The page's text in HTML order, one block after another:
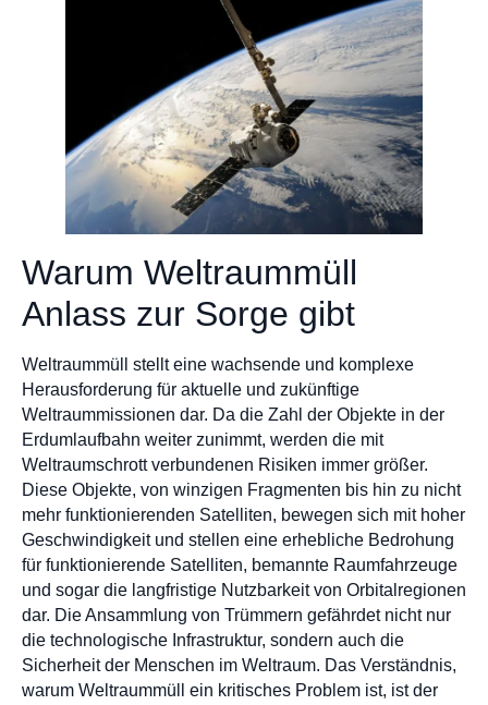
Warum Weltraummüll
Anlass zur Sorge gibt
Weltraummüll stellt eine wachsende und komplexe
Herausforderung für aktuelle und zukünftige
Weltraummissionen dar. Da die Zahl der Objekte in der
Erdumlaufbahn weiter zunimmt, werden die mit
Weltraumschrott verbundenen Risiken immer größer.
Diese Objekte, von winzigen Fragmenten bis hin zu nicht
mehr funktionierenden Satelliten, bewegen sich mit hoher
Geschwindigkeit und stellen eine erhebliche Bedrohung
für funktionierende Satelliten, bemannte Raumfahrzeuge
und sogar die langfristige Nutzbarkeit von Orbitalregionen
dar. Die Ansammlung von Trümmern gefährdet nicht nur
die technologische Infrastruktur, sondern auch die
Sicherheit der Menschen im Weltraum. Das Verständnis,
warum Weltraummüll ein kritisches Problem ist, ist der